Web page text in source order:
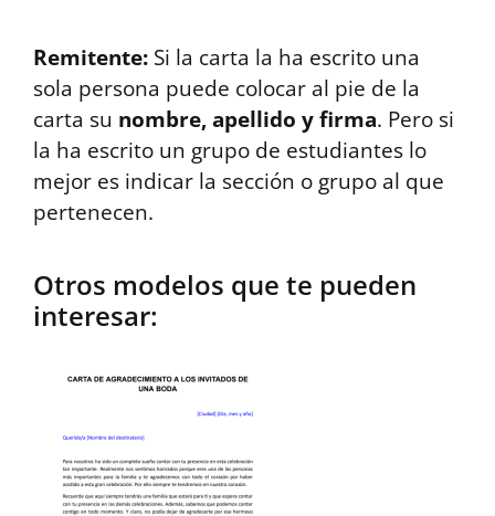
Remitente: Si la carta la ha escrito una
sola persona puede colocar al pie de la
carta su nombre, apellido y firma. Pero si
la ha escrito un grupo de estudiantes lo
mejor es indicar la sección o grupo al que
pertenecen.
Otros modelos que te pueden
interesar: